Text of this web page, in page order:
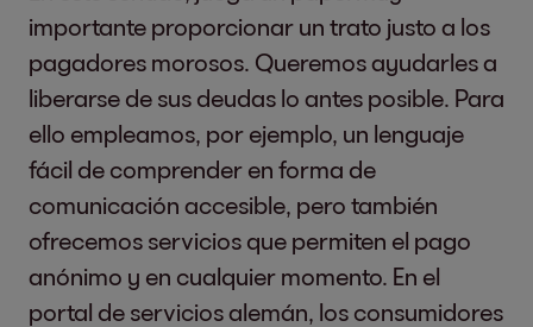
importante proporcionar un trato justo a los
pagadores morosos. Queremos ayudarles a
liberarse de sus deudas lo antes posible. Para
ello empleamos, por ejemplo, un lenguaje
fácil de comprender en forma de
comunicación accesible, pero también
ofrecemos servicios que permiten el pago
anónimo y en cualquier momento. En el
portal de servicios alemán, los consumidores